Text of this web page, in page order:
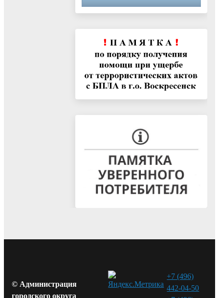
© Администрация
городского округа
+7 (496)
442-04-50